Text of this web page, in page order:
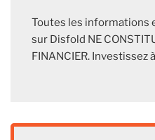
Toutes les informations
sur Disfold NE
FINANCIER. Investissez